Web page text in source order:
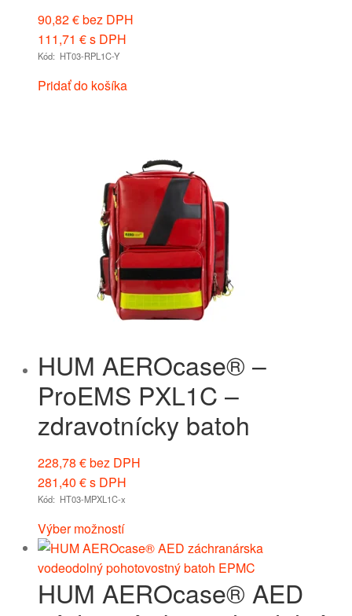
90,82€bez DPH
111,71 €s DPH
Kód: HT03-RPL1C-Y
Pridať do košíka
HUM AEROcase® –
ProEMS PXL1C –
zdravotnícky batoh
228,78 €bez DPH
281,40 €s DPH
Kód: HT03-MPXL1C-x
Výber možností
HUM AEROcase® AED